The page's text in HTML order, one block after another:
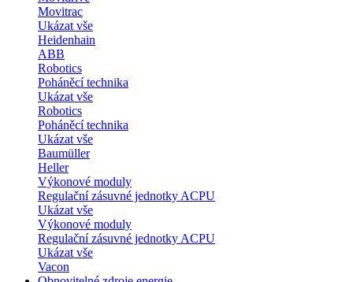
Movitrac
Ukázat vše
Heidenhain
ABB
Robotics
Poháněcí technika
Ukázat vše
Robotics
Poháněcí technika
Ukázat vše
Baumüller
Heller
Výkonové moduly
Regulační zásuvné jednotky ACPU
Ukázat vše
Výkonové moduly
Regulační zásuvné jednotky ACPU
Ukázat vše
Vacon